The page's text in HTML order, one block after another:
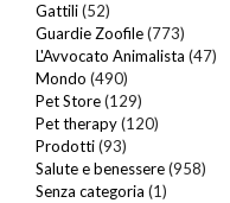
Gattili(52)
Guardie Zoofile(773)
L'Avvocato Animalista (47)
Mondo (490)
Pet Store(129)
Pet therapy(120)
Prodotti(93)
Salute e benessere(958)
Senza categoria (1)